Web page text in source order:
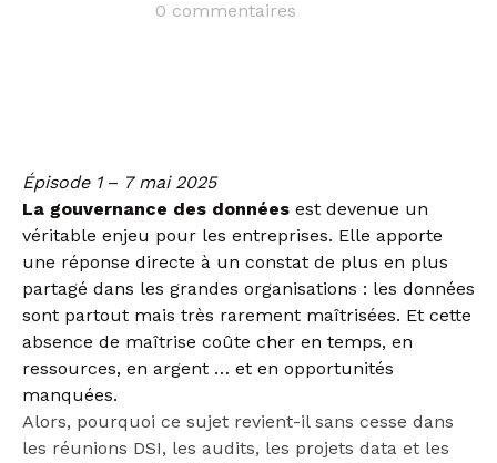
0 commentaires
Épisode 1– 7 mai 2025
La gouvernance des données est devenue un
véritable enjeu pour les entreprises. Elle apporte
une réponse directe à un constat de plus en plus
partagé dans les grandes organisations : les données
sont partout mais très rarement maîtrisées. Et cette
absence de maîtrise coûte cher en temps, en
ressources, en argent … et en opportunités
manquées.
Alors, pourquoi ce sujet revient-il sans cesse dans
les réunions DSI, les audits, les projets data et les